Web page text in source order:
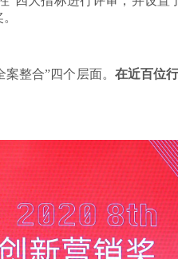
整合”四个层面。 在近百位